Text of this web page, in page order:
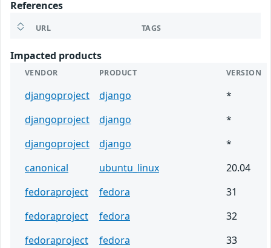
References
URL TAGS
Impacted products
VENDOR PRODUCT VERSION
djangoproject django
*
djangoproject
django
*
djangoproject
django
*
canonical
ubuntu_linux
20.04
fedoraproject
fedora
31
fedoraproject
fedora
32
fedoraproject
fedora
33